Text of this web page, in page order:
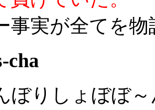
事実が全てを
cha
ぼりしょぼぼ